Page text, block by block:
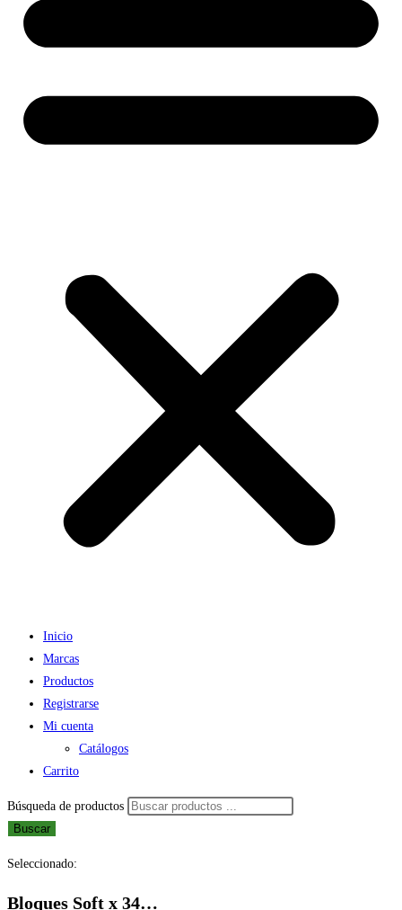
Inicio
Marcas
Productos
Registrarse
Mi cuenta
Catálogos
Carrito
Búsqueda de productos
Buscar
Seleccionado:
Bloques Soft x 34…